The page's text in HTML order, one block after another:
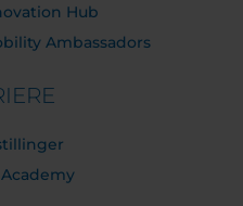
Hub
Ambassadors
Academy